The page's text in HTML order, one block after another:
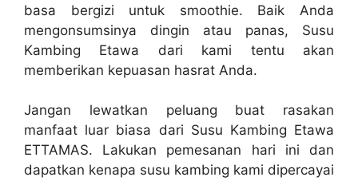
basa bergizi untuk smoothie. Baik Anda
mengonsumsinya dingin atau panas, Susu
Kambing Etawa dari kami tentu akan
memberikan kepuasan hasrat Anda.
Jangan lewatkan peluang buat rasakan
manfaat luar biasa dari Susu Kambing Etawa
ETTAMAS. Lakukan pemesanan hari ini dan
dapatkan kenapa susu kambing kami dipercayai